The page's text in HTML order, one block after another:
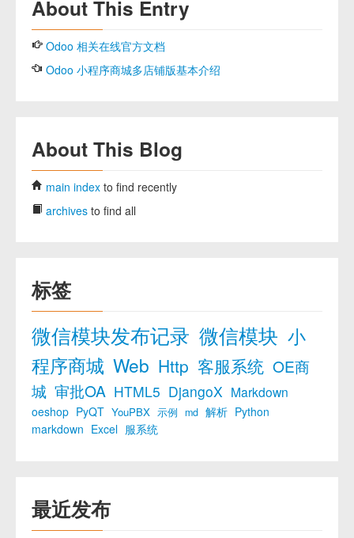
About This Entry
Odoo 相关在线官方文档
Odoo 小程序商城多店铺版基本介绍
About This Blog
main index to find recently
archives to find all
标签
微信模块发布记录 微信模块 小
程序商城 Web Http 客服系统 OE商
城 审批OA HTML5 DjangoX Markdown
oeshop PyQT YouPBX 示例 md 解析 Python
markdown Excel 服系统
最近发布